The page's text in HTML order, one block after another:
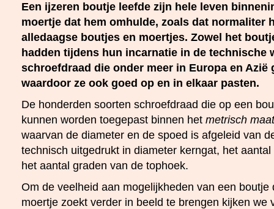
Een ijzeren boutje leefde zijn hele leven
moertje dat hem omhulde, zoals dat normaliter
alledaagse boutjes en moertjes. Zowel het
hadden tijdens hun incarnatie in de technische
schroefdraad die onder meer in Europa en Azië
waardoor ze ook goed op en in elkaar pasten.
De honderden soorten schroefdraad die op een
kunnen worden toegepast binnen het metrisch
waarvan de diameter en de spoed is afgeleid van
technisch uitgedrukt in diameter kerngat, het
het aantal graden van de tophoek.
Om de veelheid aan mogelijkheden van een boutje
moertje zoekt verder in beeld te brengen kijken we